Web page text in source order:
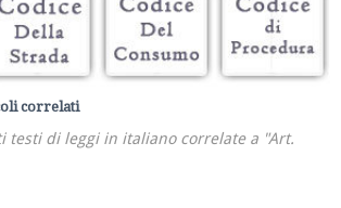
correlati
testi di leggi in italiano correlate a "Art.